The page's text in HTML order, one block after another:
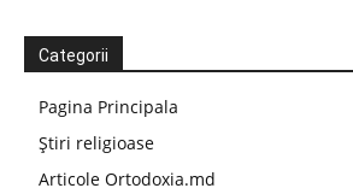
Categorii
Pagina Principala
Știri religioase
Articole Ortodoxia.md